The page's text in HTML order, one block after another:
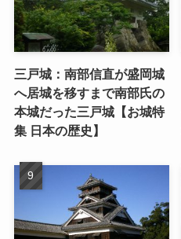
三戸城：南部信直が盛岡城
へ居城を移すまで南部氏の
本城だった三戸城【お城特
集 日本の歴史】